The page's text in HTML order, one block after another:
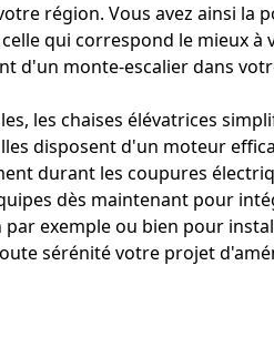
région. Vous avez ainsi la
qui correspond le mieux à
d'un monte-escalierdans
les chaises élévatrices
disposent d'un moteur
durant les coupures
dès maintenant pour
exemple ou bien pour
sérénité votre projet